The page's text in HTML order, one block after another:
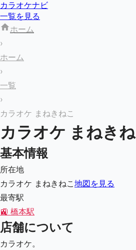
カラオケナビ
一覧を見る
ホーム
›
ホーム
›
一覧
›
カラオケ まねきねこ
カラオケ まねき
基本情報
所在地
カラオケ まねきねこ地図を見る
最寄駅
🚉 橋本駅
店舗について
カラオケ。